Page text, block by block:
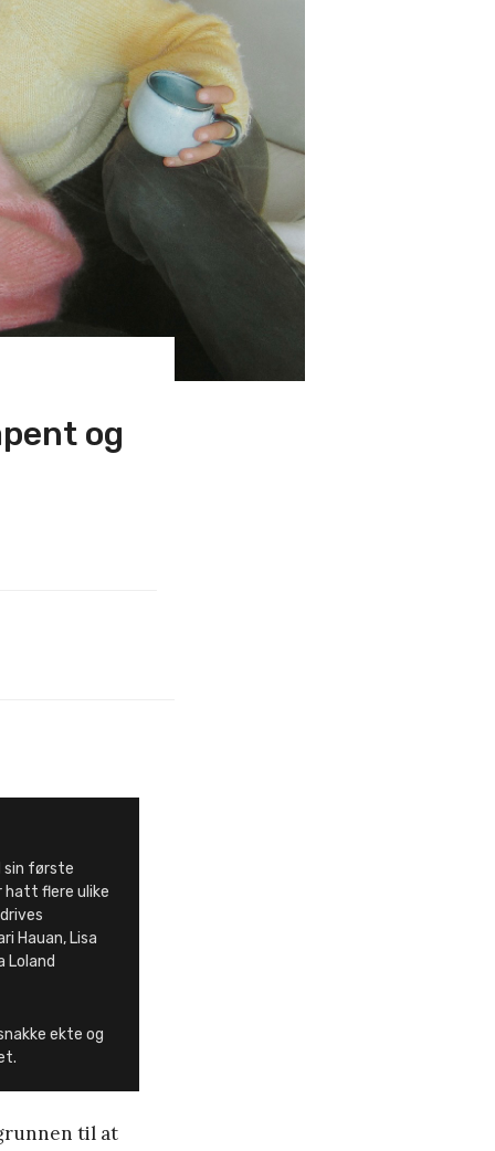
og
sin første
hatt flere ulike
Hauan, Lisa
Loland
ekte og
til at